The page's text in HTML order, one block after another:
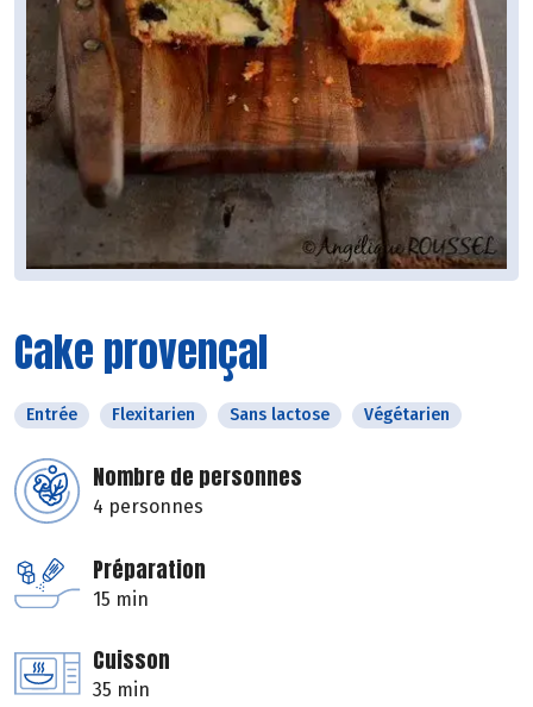
Cake provençal
Entrée Flexitarien Sans lactose Végétarien
Nombre de personnes
4 personnes
Préparation
15 min
Cuisson
35 min